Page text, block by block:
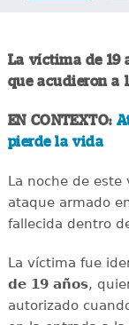
La víctima de 19
que acudieron a
EN CONTEXTO:
pierde la vida
La noche de
ataque armado
fallecida dentro
La víctima fue
de 19 años,
autorizado